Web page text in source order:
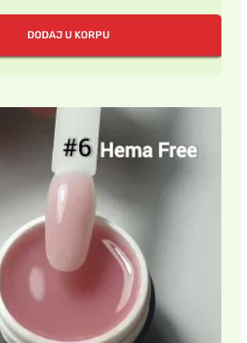
DODAJ U KORPU